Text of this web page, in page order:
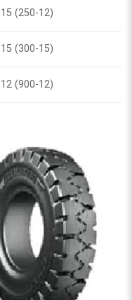
(250-12)
(300-15)
(900-12)